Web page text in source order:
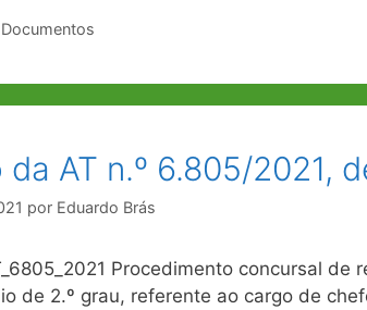
da AT n.º 6.805/2021,
por Eduardo Brás
Procedimento concursal
de 2.º grau, referente ao cargo de